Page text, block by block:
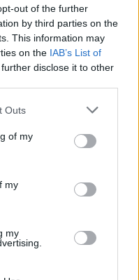
out of the further
by third parties on the
This information may
on the IAB’s List of
disclose it to other
Outs
of my
my
my
Lehti